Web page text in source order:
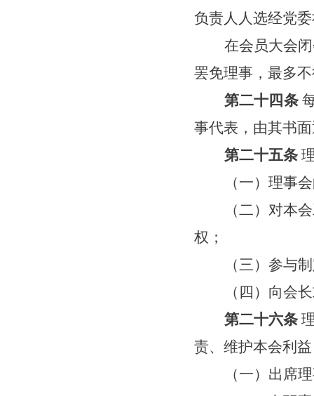
负责人人选经党
在会员大会
罢免理事，最多
第二十四条
事代表，由其书
第二十五条
（一）理事
（二）对本
权；
（三）参与
（四）向会
第二十六条
责、维护本会利
（一）出席